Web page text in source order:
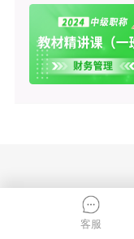
客服